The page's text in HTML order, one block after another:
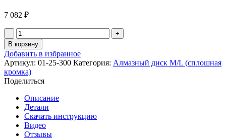
7 082 ₽
Количество
товара
Алмазный
диск
Messer
M/L
(сплошная
кромка).
Диаметр
300
мм.
В корзину
Добавить в избранное
Артикул: 01-25-300 Категория: Алмазный диск M/L (сплошная
кромка)
Поделиться
Описание
Детали
Скачать инструкцию
Видео
Отзывы